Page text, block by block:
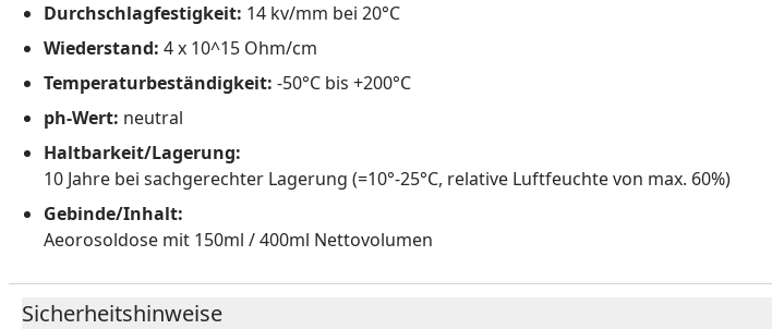
Durchschlagfestigkeit: 14 kv/mm bei 20°C
Wiederstand: 4 x 10^15 Ohm/cm
Temperaturbeständigkeit: -50°C bis +200°C
ph-Wert: neutral
Haltbarkeit/Lagerung:
10 Jahre bei sachgerechter Lagerung (=10°-25°C, relative Luftfeuchte von max. 60%)
Gebinde/Inhalt:
Aeorosoldose mit 150ml / 400ml Nettovolumen
Sicherheitshinweise